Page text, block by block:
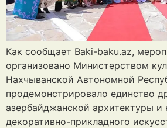
Как сообщает Baki-baku.az,
организовано Министерством
Нахчыванской Автономной
продемонстрировало единство
азербайджанской архитектуры и
декоративно-прикладного